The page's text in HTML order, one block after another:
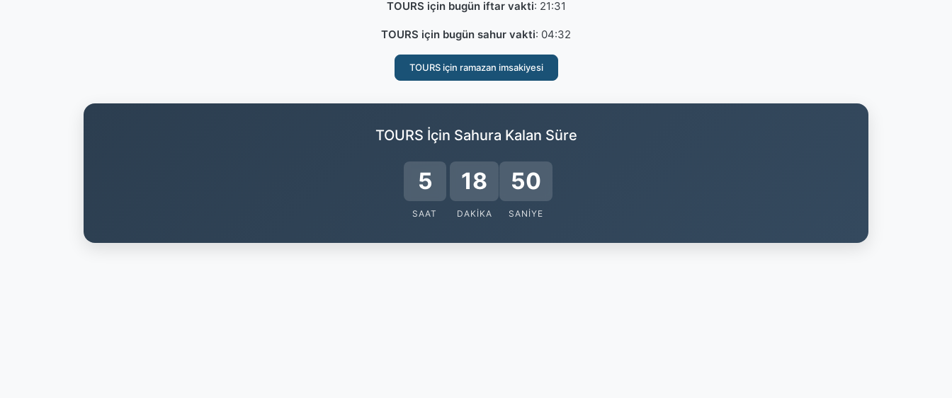
TOURS için bugün iftar vakti: 21:31
TOURS için bugün sahur vakti: 04:32
TOURS için ramazan imsakiyesi
TOURS İçin Sahura Kalan Süre
5
SAAT
18
DAKIKA
49
SANIYE